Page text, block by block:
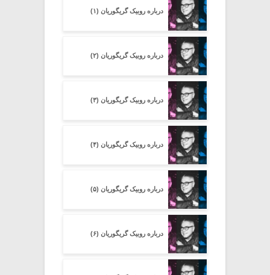
درباره روبیک گریگوریان (۱)
درباره روبیک گریگوریان (۲)
درباره روبیک گریگوریان (۳)
درباره روبیک گریگوریان (۴)
درباره روبیک گریگوریان (۵)
درباره روبیک گریگوریان (۶)